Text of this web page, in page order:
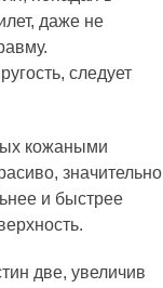
даже не
следует
кожаными
значительно
и быстрее
две, увеличив